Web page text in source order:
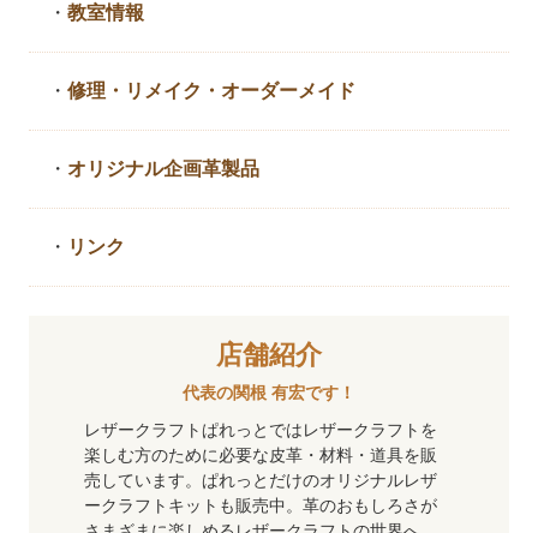
・教室情報
・修理・リメイク・ オーダーメイド
・ オリジナル企画革製品
・ リンク
店舗紹介
代表の関根 有宏です！
レザークラフトぱれっとではレザークラフトを
楽しむ方のために必要な皮革・材料・道具を販
売しています。ぱれっとだけのオリジナルレザ
ークラフトキットも販売中。革のおもしろさが